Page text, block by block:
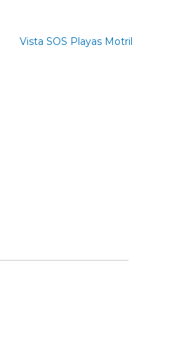
Vista SOS Playas Motril